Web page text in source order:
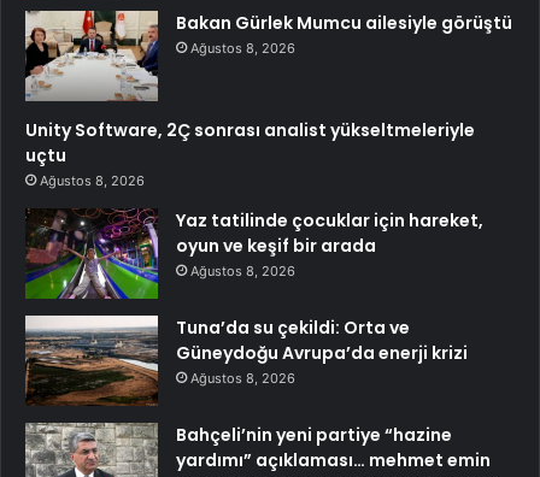
Bakan Gürlek Mumcu ailesiyle görüştü
Ağustos 8, 2026
Unity Software, 2Ç sonrası analist yükseltmeleriyle
uçtu
Ağustos 8, 2026
Yaz tatilinde çocuklar için hareket,
oyun ve keşif bir arada
Ağustos 8, 2026
Tuna’da su çekildi: Orta ve
Güneydoğu Avrupa’da enerji krizi
Ağustos 8, 2026
Bahçeli’nin yeni partiye “hazine
yardımı” açıklaması… mehmet emin